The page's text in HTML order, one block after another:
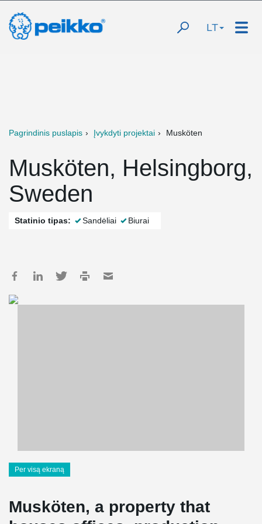
LT
Pagrindinis puslapis Įvykdyti projektai Musköten
Musköten, Helsingborg,
Sweden
Statinio tipas: Sandėliai Biurai
Per visą ekraną
Musköten, a property that